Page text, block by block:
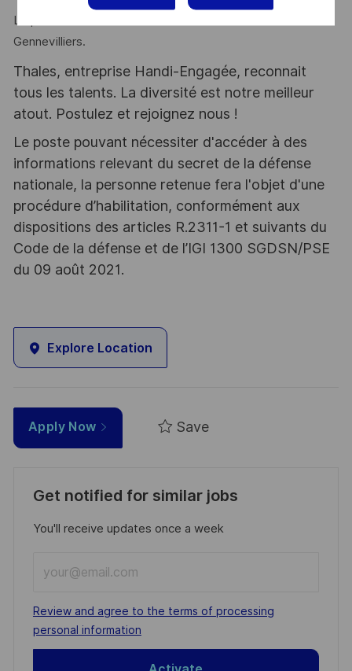
Le poste est basé sur le site de Thales SIX France de
Gennevilliers.
Thales, entreprise Handi-Engagée, reconnait
tous les talents. La diversité est notre meilleur
atout. Postulez et rejoignez nous !
Le poste pouvant nécessiter d'accéder à des
informations relevant du secret de la défense
nationale, la personne retenue fera l'objet d'une
procédure d’habilitation, conformément aux
dispositions des articles R.2311-1 et suivants du
Code de la défense et de l’IGI 1300 SGDSN/PSE
du 09 août 2021.
Explore Location
Apply Now Save
Get notified for similar jobs
You'll receive updates once a week
Email
address
(Required)
Required
Review and agree to the terms of processing
personal information